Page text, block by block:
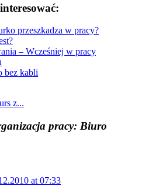
przeszkadza w pracy?
– Wcześniej w pracy
bez kabli
z...
pracy: Biuro
at 07:33